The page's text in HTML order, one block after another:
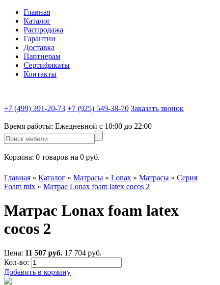
Главная
Каталог
Распродажа
Гарантии
Доставка
Партнерам
Сертификаты
Контакты
+7 (499) 391-20-73 +7 (925) 549-38-70 Заказать звонок
Время работы: Ежедневной c 10:00 до 22:00
Корзина: 0 товаров на 0 руб.
Главная » Каталог » Матрасы » Lonax » Матрасы » Серия
Foam mix » Матрас Lonax foam latex cocos 2
Матрас Lonax foam latex
cocos 2
Цена: 11 507 руб. 17 704 руб.
Кол-во:
Добавить в корзину